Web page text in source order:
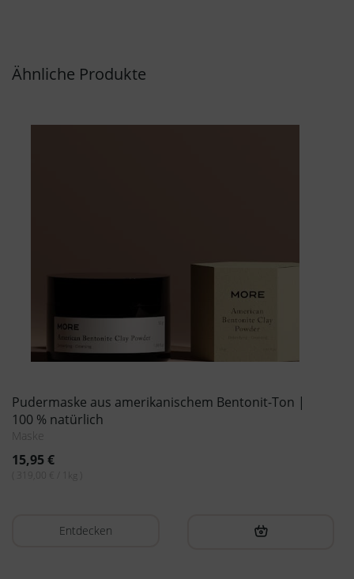
Ähnliche Produkte
Pudermaske aus amerikanischem Bentonit-Ton |
100 % natürlich
Maske
15,95€
( 319,00 € / 1kg )
Entdecken